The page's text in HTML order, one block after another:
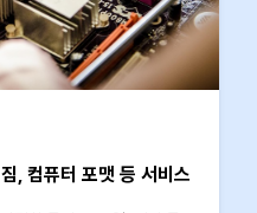
, 컴퓨터 포맷 등 서비스